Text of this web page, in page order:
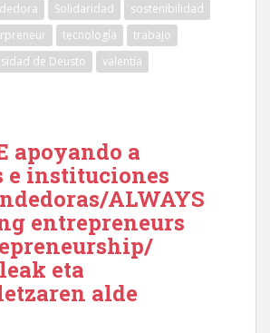
Solidaridad
sostenibilidad
tecnología
trabajo
de Deusto valentía
apoyando a
e instituciones
ALWAYS
entrepreneurs
eta
alde